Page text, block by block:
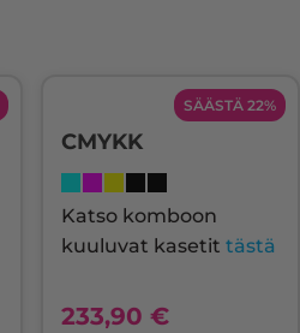
SÄÄSTÄ 22%
CMYKK
Katso komboon
kuuluvat kasetit tästä
233,90 €